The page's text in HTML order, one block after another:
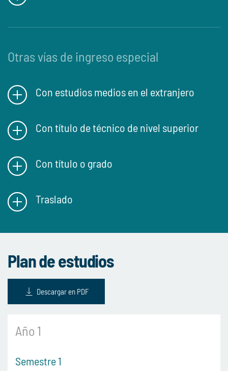
Otras vías de ingreso especial
Con estudios medios en el extranjero
Con título de técnico de nivel superior
Con título o grado
Traslado
Plan de estudios
Descargar en PDF
Año 1
Semestre 1